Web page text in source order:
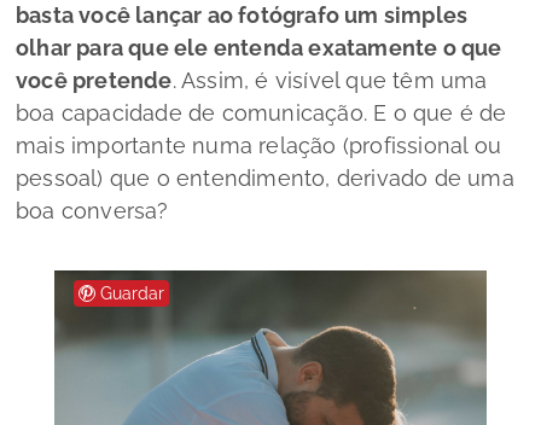
basta você lançar ao fotógrafo um simples
olhar para que ele entenda exatamente o que
você pretende. Assim, é visível que têm uma
boa capacidade de comunicação. E o que é de
mais importante numa relação (profissional ou
pessoal) que o entendimento, derivado de uma
boa conversa?
Guardar